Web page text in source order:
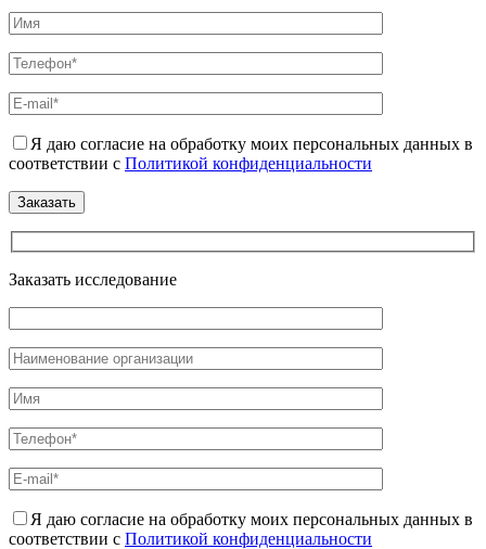
Я даю согласие на обработку моих персональных данных в
соответствии с Политикой конфиденциальности
Заказать исследование
Я даю согласие на обработку моих персональных данных в
соответствии с Политикой конфиденциальности